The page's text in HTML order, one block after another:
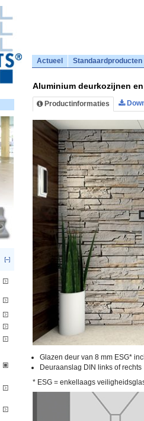
Actueel Standaardproducten
Aluminium deurkozijnen en
Productinformaties
Glazen deur van 8 mm ESG*
Deuraanslag DIN links of rechts
* ESG = enkellaags